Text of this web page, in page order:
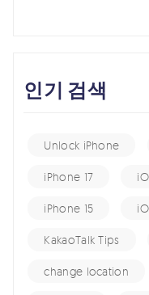
인기 검색
Unlock iPhone
iPhone 17
iPhone 15
KakaoTalk Tips
change location